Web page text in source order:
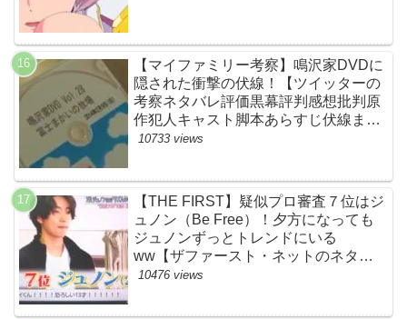
【マイファミリー考察】鳴沢家DVDに
隠された衝撃の伏線！【ツイッターの
考察ネタバレ評価黒幕評判感想批判原
作犯人キャスト脚本あらすじ伏線まと
め】
10733 views
【THE FIRST】疑似プロ審査７位はジ
ュノン（Be Free）！夕方になっても
ジュノンずっとトレンドにいる
ww【ザファースト・ネットのネタバ
レ感想考察まとめ・スッキリ・
10476 views